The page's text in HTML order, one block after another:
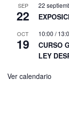
SEP
22
22
OCT
19
10:00 /
CURSO
LEY
Ver calendario